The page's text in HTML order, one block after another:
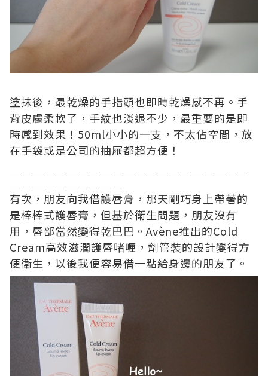
塗抹後，最乾燥的手指頭也即時乾燥感不再。手
背皮膚柔軟了，手紋也淡退不少，最重要的是即
時感到效果！ 50ml小小的一支，不太佔空間，放
在手袋或是公司的抽屜都超方便！
有次，朋友向我借護唇膏，那天剛巧身上帶著的
是棒棒式護唇膏，但基於衛生問題，朋友沒有
用，唇部當然變得乾巴巴。Avène推出的Cold
Cream高效滋潤護唇啫喱，劑管裝的設計變得方
便衛生，以後我便容易借一點給身邊的朋友了。